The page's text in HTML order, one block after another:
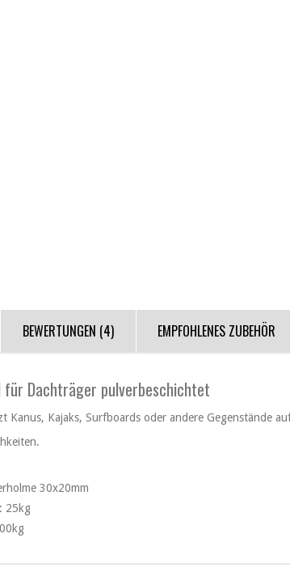
BEWERTUNGEN (4) EMPFOHLENES ZUBEHÖR
für Dachträger pulverbeschichtet
Kanus, Kajaks, Surfboards oder andere Gegenstände
30x20mm
25kg